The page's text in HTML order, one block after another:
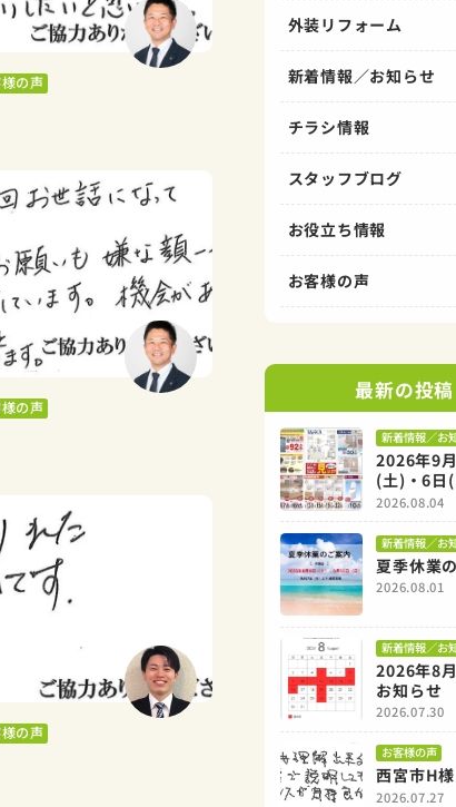
の声
の声
の声
外装リフォーム
新着情報／お知らせ
チラシ情報
スタッフブログ
お役立ち情報
お客様の声
最新の投稿
新着情報／お
2026年9
(土)・6日
2026.08.04
新着情報／お
夏季休業
2026.08.01
新着情報／お
2026年8
お知らせ
2026.07.30
お客様の声
西宮市H様
2026.07.27